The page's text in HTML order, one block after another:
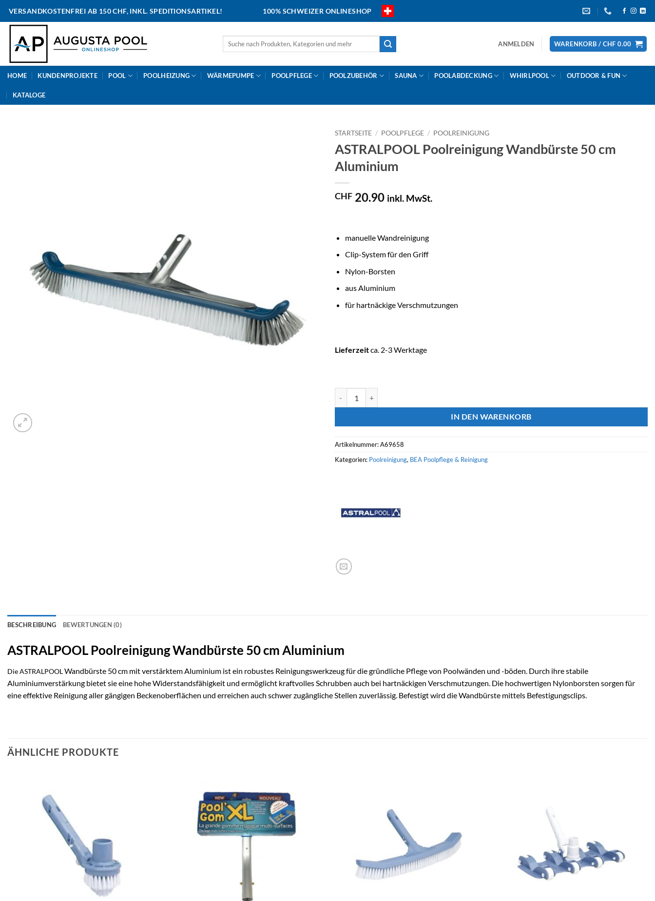
VERSANDKOSTENFREI AB 150 CHF, INKL. SPEDITIONSARTIKEL! 100% SCHWEIZER ONLINESHOP
Suche
ANMELDEN WARENKORB / CHF 0.00
HOME KUNDENPROJEKTE POOL POOLHEIZUNG WÄRMEPUMPE POOLPFLEGE POOLZUBEHÖR SAUNA POOLABDECKUNG WHIRLPOOL OUTDOOR & FUN
KATALOGE
STARTSEITE / POOLPFLEGE / POOLREINIGUNG
ASTRALPOOL Poolreinigung Wandbürste 50 cm
Aluminium
CHF 20.90 inkl. MwSt.
manuelle Wandreinigung
Clip-System für den Griff
Nylon-Borsten
aus Aluminium
für hartnäckige Verschmutzungen
Lieferzeitca. 2-3 Werktage
IN DEN WARENKORB
Artikelnummer:A69658
Kategorien: Poolreinigung, BEA Poolpflege & Reinigung
BESCHREIBUNG BEWERTUNGEN (0)
ASTRALPOOL Poolreinigung Wandbürste 50 cm Aluminium
Die ASTRALPOOLWandbürste 50 cm mit verstärktem Aluminium ist ein robustes Reinigungswerkzeug für die gründliche Pflege von Poolwänden und -böden. Durch ihre stabile
Aluminiumverstärkung bietet sie eine hohe Widerstandsfähigkeit und ermöglicht kraftvolles Schrubben auch bei hartnäckigen Verschmutzungen. Die hochwertigen Nylonborsten sorgen für
eine effektive Reinigung aller gängigen Beckenoberflächen und erreichen auch schwer zugängliche Stellen zuverlässig. Befestigt wird die Wandbürste mittels Befestigungsclips.
ÄHNLICHE PRODUKTE